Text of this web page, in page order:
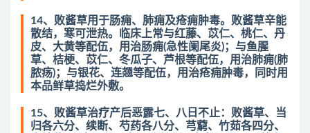
14、败酱草用于肠痈、肺痈及疮痈肿毒。败酱草辛能
散结，寒可泄热。临床上常与红藤、苡仁、桃仁、丹
皮、大黄等配伍，用治肠痈(急性阑尾炎)；与鱼腥
草、桔梗、苡仁、冬瓜子、芦根等配伍，用治肺痈(肺
脓疡)；与银花、连翘等配伍，用治疮痈肿毒，同时用
本品鲜草捣烂外敷。
15、败酱草治疗产后恶露七、八日不止：败酱草、当
归各六分、续断、芍药各八分、芎藭、竹茹各四分、